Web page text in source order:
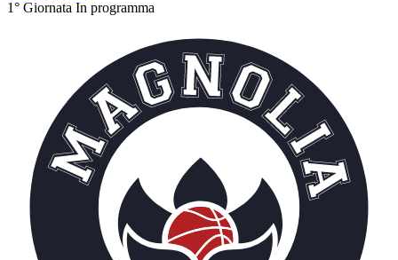
1° Giornata In programma